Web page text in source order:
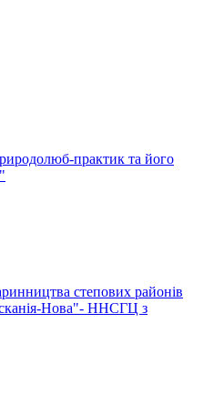
практик та його
степових районів
Нова"- ННСГЦ з